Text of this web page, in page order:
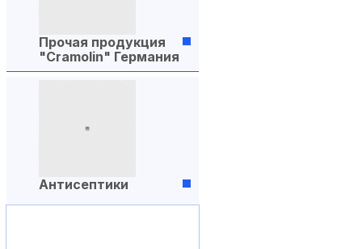
Прочая продукция
"Cramolin" Германия
Антисептики